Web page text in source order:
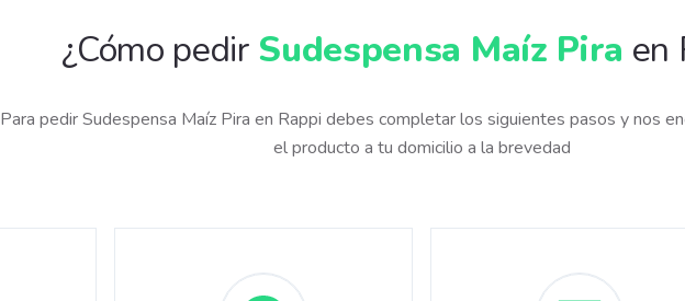
¿Cómo pedir Sudespensa Maíz Pira en
Para pedir Sudespensa Maíz Pira en Rappi debes completar los siguientes pasos y nos
el producto a tu domicilio a la brevedad